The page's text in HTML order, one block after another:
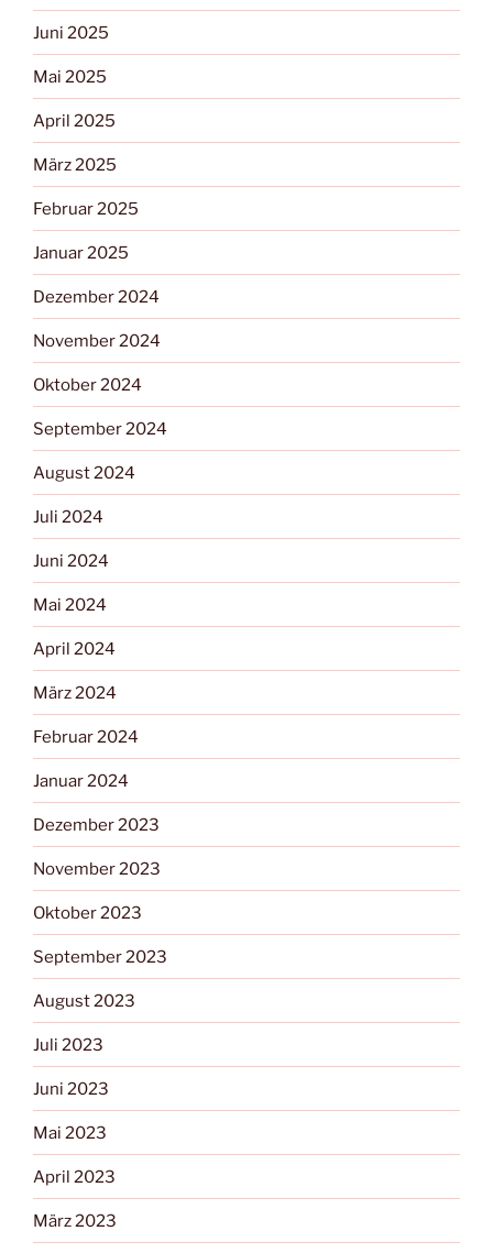
Juni 2025
Mai 2025
April 2025
März 2025
Februar 2025
Januar 2025
Dezember 2024
November 2024
Oktober 2024
September 2024
August 2024
Juli 2024
Juni 2024
Mai 2024
April 2024
März 2024
Februar 2024
Januar 2024
Dezember 2023
November 2023
Oktober 2023
September 2023
August 2023
Juli 2023
Juni 2023
Mai 2023
April 2023
März 2023